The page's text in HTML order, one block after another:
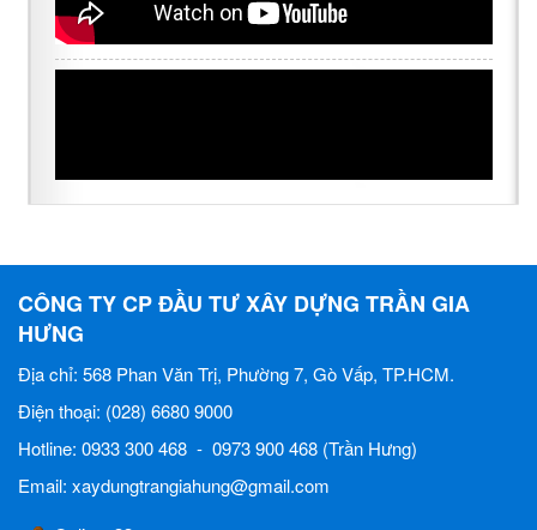
CÔNG TY CP ĐẦU TƯ XÂY DỰNG TRẦN GIA
HƯNG
Địa chỉ: 568 Phan Văn Trị, Phường 7, Gò Vấp, TP.HCM.
Điện thoại: (028) 6680 9000
Hotline: 0933 300 468 - 0973 900 468 (Trần Hưng)
Email: xaydungtrangiahung@gmail.com